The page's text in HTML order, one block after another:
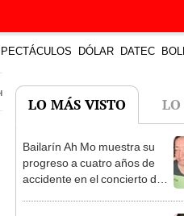
DÓLAR DATEC
LO MÁS VISTO
Bailarín Ah Mo muestra su
progreso a cuatro años de
accidente en el concierto del